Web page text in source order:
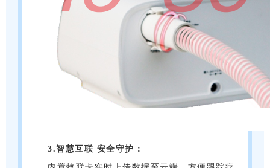
3.智慧互联 安全守护：